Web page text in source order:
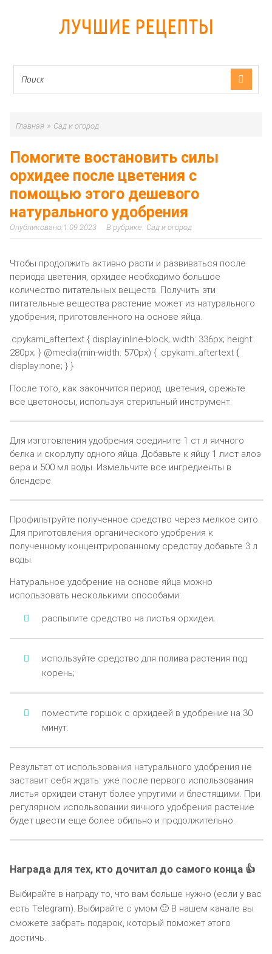
ЛУЧШИЕ РЕЦЕПТЫ
Главная » Сад и огород
Помогите востановить силы
орхидее после цветения с
помощью этого дешевого
натурального удобрения
1.09.2023 Сад и огород
Чтобы продолжить активно расти и развиваться после
периода цветения, орхидее необходимо большое
количество питательных веществ. Получить эти
питательные вещества растение может из натурального
удобрения, приготовленного на основе яйца.
.cpykami_aftertext { display:inline-block; width: 336px; height:
280px; } @media(min-width: 570px) { .cpykami_aftertext {
display:none; } }
После того, как закончится период цветения, срежьте
все цветоносы, используя стерильный инструмент.
Для изготовления удобрения соедините 1 ст л яичного
белка и скорлупу одного яйца. Добавьте к яйцу 1 лист алоэ
вера и 500 мл воды. Измельчите все ингредиенты в
блендере.
Профильтруйте полученное средство через мелкое сито.
Для приготовления органического удобрения к
полученному концентрированному средству добавьте 3 л
воды.
Натуральное удобрение на основе яйца можно
использовать несколькими способами:
распылите средство на листья орхидеи;
используйте средство для полива растения под
корень;
поместите горшок с орхидеей в удобрение на 30
минут.
Результат от использования натурального удобрения не
заставит себя ждать: уже после первого использования
листья орхидеи станут более упругими и блестящими. При
регулярном использовании яичного удобрения растение
будет цвести еще более обильно и продолжительно.
Награда для тех, кто дочитал до самого конца 👍
Выбирайте в награду то, что вам больше нужно (если у вас
есть Telegram). Выбирайте с умом 🙂 В нашем канале вы
сможете забрать подарок, который поможет этого
достичь.